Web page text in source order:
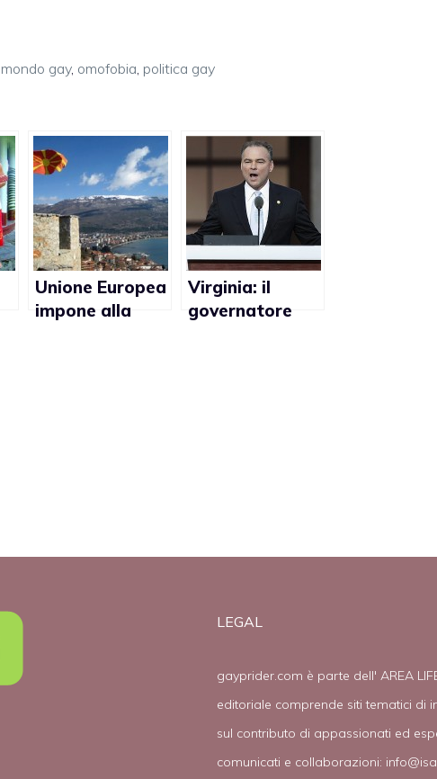
mondo gay, omofobia, politica gay
Unione Europea
impone alla
Virginia: il
governatore
LEGAL
gayprider.com è parte dell' AREA
editoriale comprende siti tematici di
sul contributo di appassionati ed
comunicati e collaborazioni: